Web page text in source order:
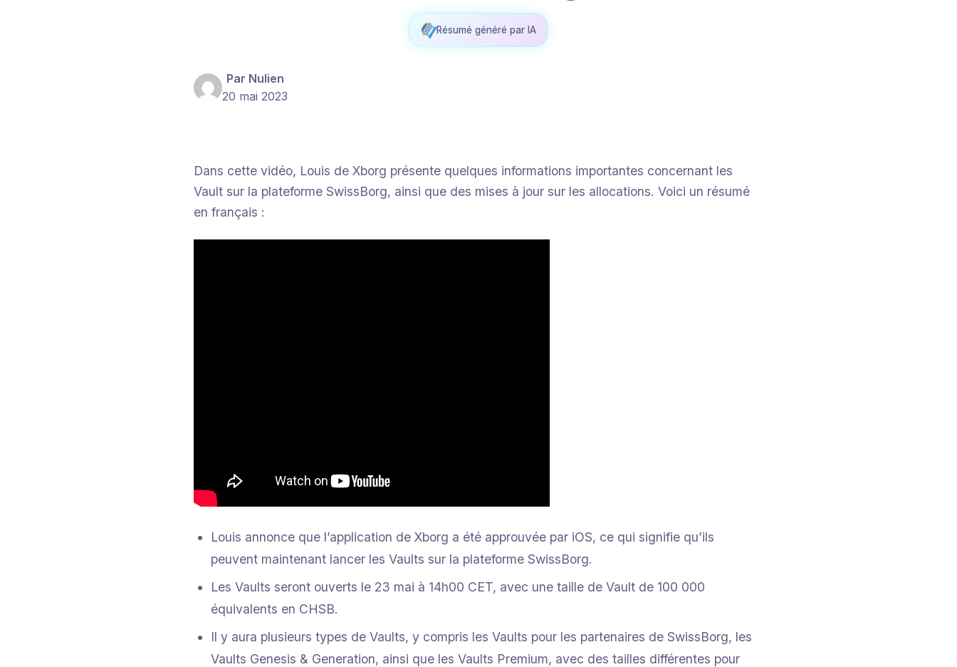
Résumé généré par IA
Par Nulien
20 mai 2023
Dans cette vidéo, Louis de Xborg présente quelques informations importantes concernant les
Vault sur la plateforme SwissBorg, ainsi que des mises à jour sur les allocations. Voici un résumé
en français :
Louis annonce que l’application de Xborg a été approuvée par iOS, ce qui signifie qu’ils
peuvent maintenant lancer les Vaults sur la plateforme SwissBorg.
Les Vaults seront ouverts le 23 mai à 14h00 CET, avec une taille de Vault de 100 000
équivalents en CHSB.
Il y aura plusieurs types de Vaults, y compris les Vaults pour les partenaires de SwissBorg, les
Vaults Genesis & Generation, ainsi que les Vaults Premium, avec des tailles différentes pour